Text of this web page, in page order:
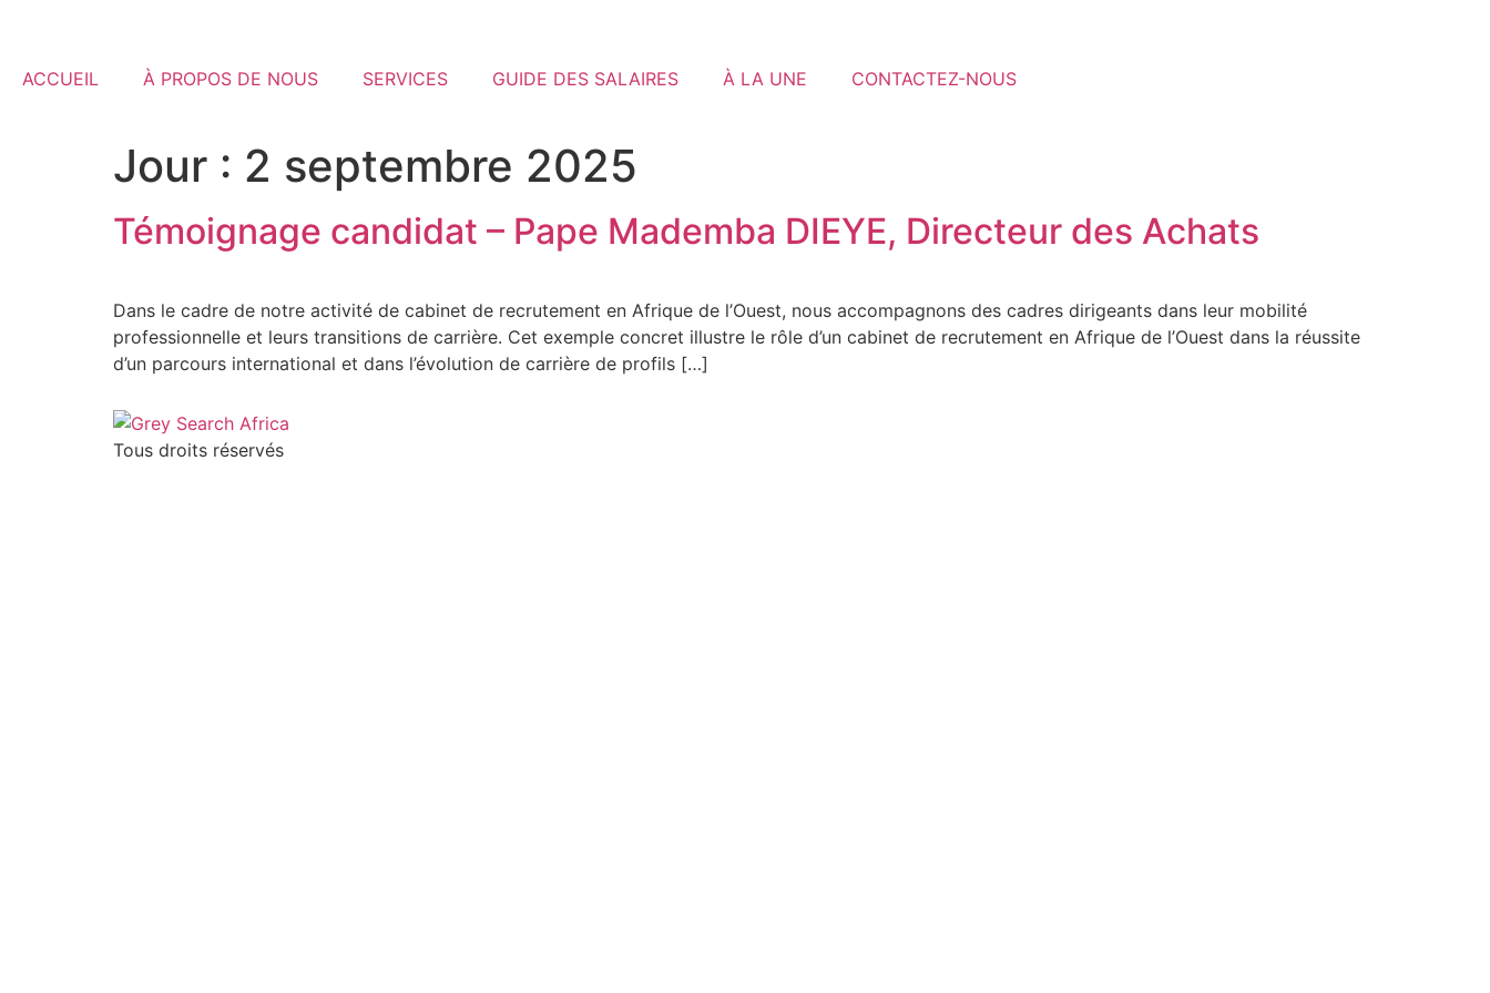
ACCUEIL À PROPOS DE NOUS SERVICES GUIDE DES SALAIRES À LA UNE CONTACTEZ-NOUS
Jour : 2 septembre 2025
Témoignage candidat – Pape Mademba DIEYE, Directeur des Achats
Dans le cadre de notre activité de cabinet de recrutement en Afrique de l’Ouest, nous accompagnons des cadres dirigeants dans leur mobilité
professionnelle et leurs transitions de carrière. Cet exemple concret illustre le rôle d’un cabinet de recrutement en Afrique de l’Ouest dans la réussite
d’un parcours international et dans l’évolution de carrière de profils […]
Tous droits réservés